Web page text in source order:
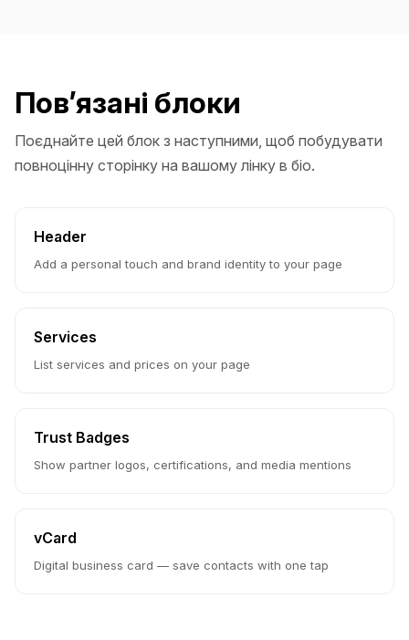
Пов’язані блоки
Поєднайте цей блок з наступними, щоб побудувати
повноцінну сторінку на вашому лінку в біо.
Header
Add a personal touch and brand identity to your page
Services
List services and prices on your page
Trust Badges
Show partner logos, certifications, and media mentions
vCard
Digital business card — save contacts with one tap